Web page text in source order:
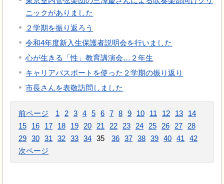
ニックがありました
２学期を振り返ろう
令和4年度新入生保護者説明会を行いました
心が生きる「性」教育講演会…２年生
キャリアパスポートを使った２学期の振り返り
市長さんを表敬訪問しました
前ページ 1 2 3 4 5 6 7 8 9 10 11 12 13
14
15
16 17 18 19 20 21 22 23 24 25 26 27
28
29 30 31 32 33 34 35 36 37 38 39 40 41
42
次ページ